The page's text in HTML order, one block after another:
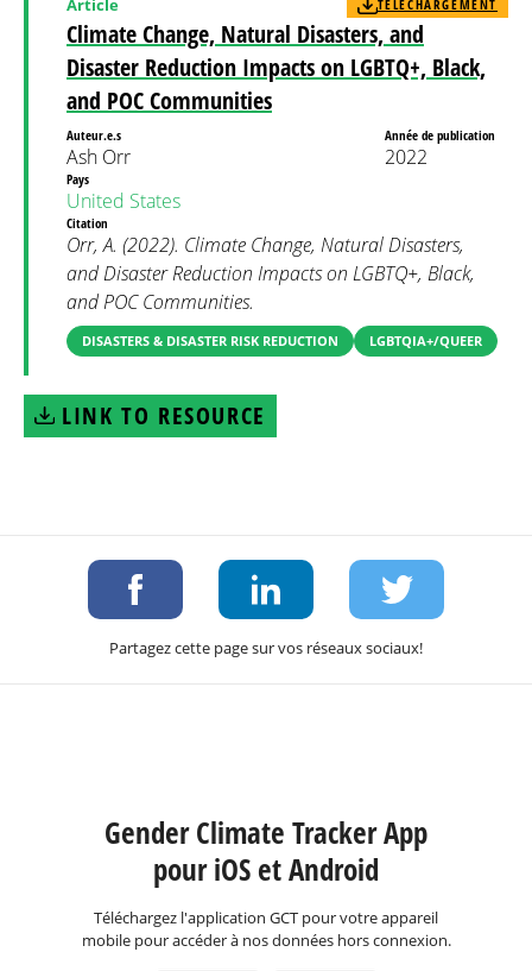
Climate Change, Natural Disasters, and
Disaster Reduction Impacts on LGBTQ+, Black,
and POC Communities
TÉLÉCHARGEMENT
Auteur.e.s
Ash Orr
Année de publication
2022
Pays
United States
Citation
Orr, A. (2022). Climate Change, Natural Disasters,
and Disaster Reduction Impacts on LGBTQ+, Black,
and POC Communities.
DISASTERS & DISASTER RISK REDUCTION LGBTQIA+/QUEER
LINK TO RESOURCE
Partagez cette page sur vos réseaux sociaux!
Gender Climate Tracker App
pour iOS et Android
Téléchargez l'application GCT pour votre appareil
mobile pour accéder à nos données hors connexion.